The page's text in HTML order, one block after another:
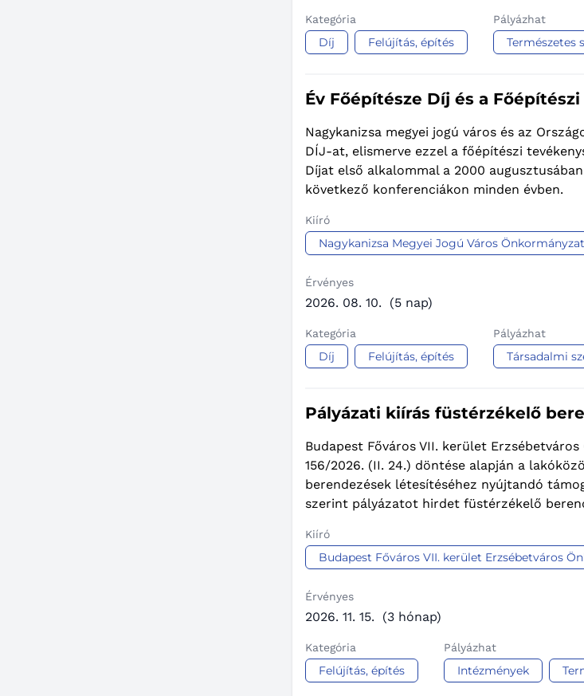
Kategória
Díj Felújítás, építés
Pályázhat
Természetes
Év Főépítésze Díj és a
Nagykanizsa megyei jogú város és az
DÍJ-at, elismerve ezzel a főépítészi
Díjat első alkalommal a 2000
következő konferenciákon minden évben.
Kiíró
Nagykanizsa Megyei Jogú Város
Érvényes
2026. 08. 10. (5 nap)
Kategória
Díj Felújítás, építés
Pályázhat
Társadalmi
Pályázati kiírás füstérzékelő
Budapest Főváros VII. kerület
156/2026. (II. 24.) döntése alapján a
berendezések létesítéséhez nyújtandó
szerint pályázatot hirdet füstérzékelő
Kiíró
Budapest Főváros VII. kerület Erzsébetváros
Érvényes
2026. 11. 15. (3 hónap)
Kategória
Felújítás, építés
Pályázhat
Intézmények